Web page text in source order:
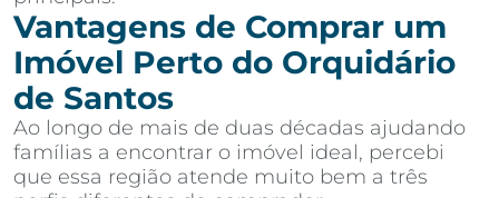
Vantagens de Comprar um
Imóvel Perto do Orquidário
de Santos
Ao longo de mais de duas décadas ajudando
famílias a encontrar o imóvel ideal, percebi
que essa região atende muito bem a três